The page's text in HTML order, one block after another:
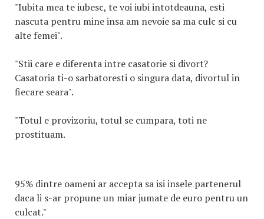
"Iubita mea te iubesc, te voi iubi intotdeauna, esti
nascuta pentru mine insa am nevoie sa ma culc si cu
alte femei".
"Stii care e diferenta intre casatorie si divort?
Casatoria ti-o sarbatoresti o singura data, divortul in
fiecare seara".
"Totul e provizoriu, totul se cumpara, toti ne
prostituam.
95% dintre oameni ar accepta sa isi insele partenerul
daca li s-ar propune un miar jumate de euro pentru un
culcat."